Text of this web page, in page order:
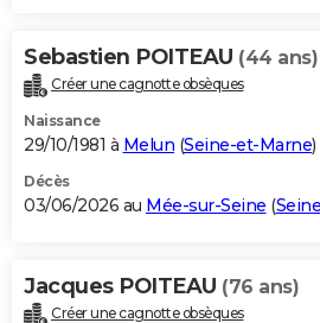
Carte de Noël
Carte Bonne année
Carte Saint-Valentin
Carte Pâques
Carte d'anniversaire
DICTIONNAIRE
Dictionnaire
Biographies
Citations
Expressions
Proverbes
PROGRAMME TV
S'inscrire
Se connecter
Lycées
Collèges
Primaires
Universités
Entreprises
Service militaire
Avis de recherche
AVIS DE DÉCÈS
Bricolage
Lifestyle
Culture
Sport
Auto
Television
Voyage
Cinema
Sebastien POITEAU (44 ans)
Créer une cagnotte obsèques
Naissance
29/10/1981 à Melun (Seine-et-Marne)
Décès
03/06/2026 au Mée-sur-Seine (
Jacques POITEAU (76 ans)
Créer une cagnotte obsèques